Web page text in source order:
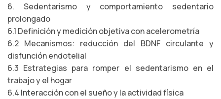
6. Sedentarismo y comportamiento sedentario
prolongado
6.1 Definición y medición objetiva con acelerometría
6.2 Mecanismos: reducción del BDNF circulante y
disfunción endotelial
6.3 Estrategias para romper el sedentarismo en el
trabajo y el hogar
6.4 Interacción con el sueño y la actividad física